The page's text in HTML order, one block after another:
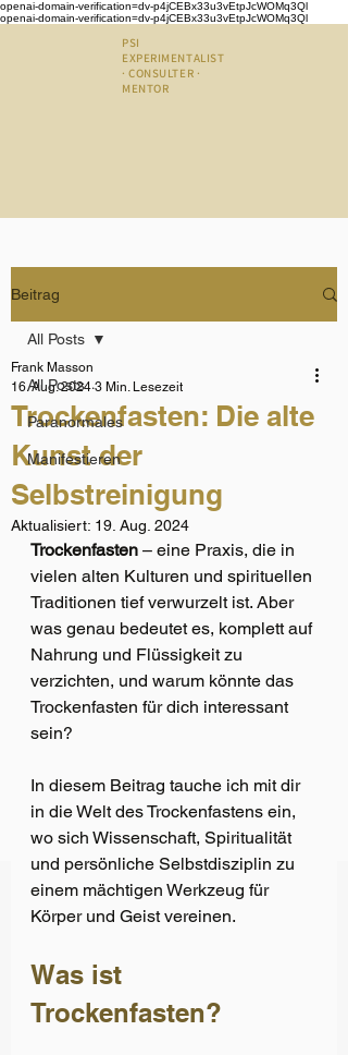
openai-domain-verification=dv-p4jCEBx33u3vEtpJcWOMq3Ql
openai-domain-verification=dv-p4jCEBx33u3vEtpJcWOMq3Ql
PSI
EXPERIMENTALIST
· CONSULTER ·
MENTOR
Beitrag
All Posts
Paranormales
Manifestieren
All Posts
Trockenfasten: Die alte
Kunst der
Selbstreinigung
Frank Masson
16. Aug. 2024 3 Min. Lesezeit
Aktualisiert: 19. Aug. 2024
Trockenfasten – eine Praxis, die in
vielen alten Kulturen und spirituellen
Traditionen tief verwurzelt ist. Aber
was genau bedeutet es, komplett auf
Nahrung und Flüssigkeit zu
verzichten, und warum könnte das
Trockenfasten für dich interessant
sein?
In diesem Beitrag tauche ich mit dir
in die Welt des Trockenfastens ein,
wo sich Wissenschaft, Spiritualität
und persönliche Selbstdisziplin zu
einem mächtigen Werkzeug für
Körper und Geist vereinen.
Was ist
Trockenfasten?